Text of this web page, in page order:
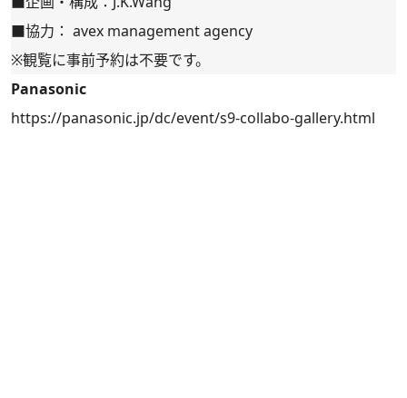
■協力： avex management agency
※観覧に事前予約は不要です。
Panasonic
https://panasonic.jp/dc/event/s9-collabo-gallery.html